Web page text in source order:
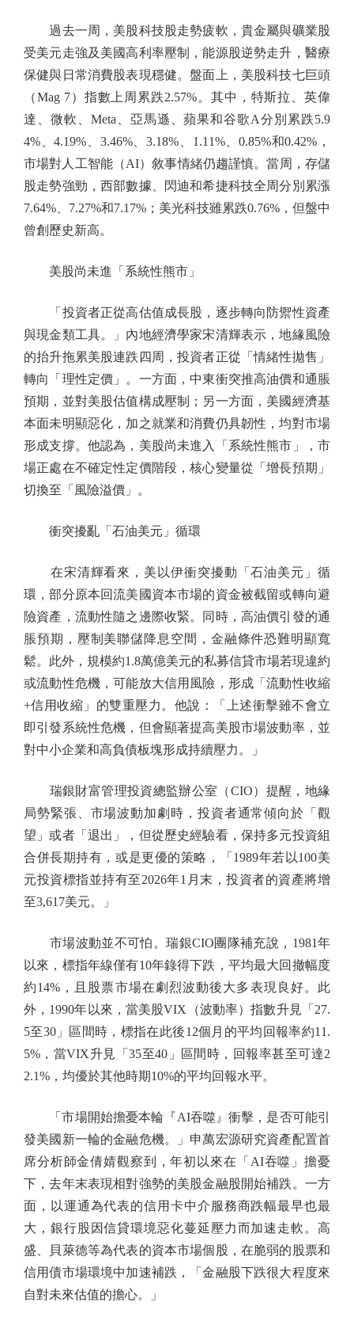
過去一周，美股科技股走勢疲軟，貴金屬與礦業股
受美元走強及美國高利率壓制，能源股逆勢走升，醫療
保健與日常消費股表現穩健。盤面上，美股科技七巨頭
（Mag 7）指數上周累跌2.57%。其中，特斯拉、英偉
達、微軟、Meta、亞馬遜、蘋果和谷歌A分別累跌5.9
4%、4.19%、3.46%、3.18%、1.11%、0.85%和0.42%，
市場對人工智能（AI）敘事情緒仍趨謹慎。當周，存儲
股走勢強勁，西部數據、閃迪和希捷科技全周分別累漲
7.64%、7.27%和7.17%；美光科技雖累跌0.76%，但盤中
曾創歷史新高。
美股尚未進「系統性熊市」
「投資者正從高估值成長股，逐步轉向防禦性資產
與現金類工具。」內地經濟學家宋清輝表示，地緣風險
的抬升拖累美股連跌四周，投資者正從「情緒性拋售」
轉向「理性定價」。一方面，中東衝突推高油價和通脹
預期，並對美股估值構成壓制；另一方面，美國經濟基
本面未明顯惡化，加之就業和消費仍具韌性，均對市場
形成支撐。他認為，美股尚未進入「系統性熊市」，市
場正處在不確定性定價階段，核心變量從「增長預期」
切換至「風險溢價」。
衝突擾亂「石油美元」循環
在宋清輝看來，美以伊衝突擾動「石油美元」循
環，部分原本回流美國資本市場的資金被截留或轉向避
險資產，流動性隨之邊際收緊。同時，高油價引發的通
脹預期，壓制美聯儲降息空間，金融條件恐難明顯寬
鬆。此外，規模約1.8萬億美元的私募信貸市場若現違約
或流動性危機，可能放大信用風險，形成「流動性收縮
+信用收縮」的雙重壓力。他說：「上述衝擊雖不會立
即引發系統性危機，但會顯著提高美股市場波動率，並
對中小企業和高負債板塊形成持續壓力。」
瑞銀財富管理投資總監辦公室（CIO）提醒，地緣
局勢緊張、市場波動加劇時，投資者通常傾向於「觀
望」或者「退出」，但從歷史經驗看，保持多元投資組
合併長期持有，或是更優的策略，「1989年若以100美
元投資標指並持有至2026年1月末，投資者的資產將增
至3,617美元。」
市場波動並不可怕。瑞銀CIO團隊補充說，1981年
以來，標指年線僅有10年錄得下跌，平均最大回撤幅度
約14%，且股票市場在劇烈波動後大多表現良好。此
外，1990年以來，當美股VIX（波動率）指數升見「27.
5至30」區間時，標指在此後12個月的平均回報率約11.
5%，當VIX升見「35至40」區間時，回報率甚至可達2
2.1%，均優於其他時期10%的平均回報水平。
「市場開始擔憂本輪『AI吞噬』衝擊，是否可能引
發美國新一輪的金融危機。」申萬宏源研究資產配置首
席分析師金倩婧觀察到，年初以來在「AI吞噬」擔憂
下，去年末表現相對強勢的美股金融股開始補跌。一方
面，以運通為代表的信用卡中介服務商跌幅最早也最
大，銀行股因信貸環境惡化蔓延壓力而加速走軟。高
盛、貝萊德等為代表的資本市場個股，在脆弱的股票和
信用債市場環境中加速補跌，「金融股下跌很大程度來
自對未來估值的擔心。」